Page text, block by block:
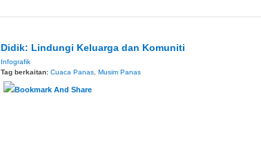
Didik: Lindungi Keluarga dan Komuniti
Infografik
Tag berkaitan: Cuaca Panas Musim Panas